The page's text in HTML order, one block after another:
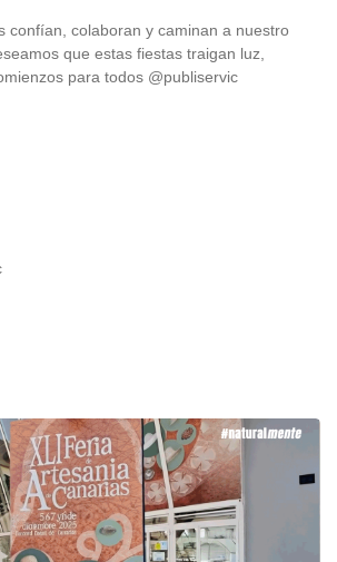
confían, colaboran y caminan a nuestro
que estas fiestas traigan luz,
para todos @publiservic